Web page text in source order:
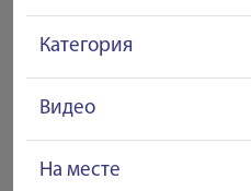
Категория
Видео
На месте